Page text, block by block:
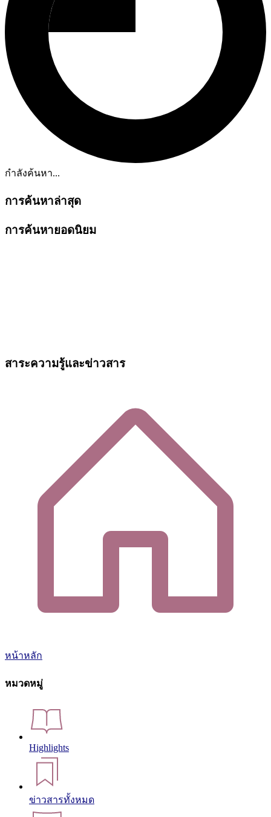
กำลังค้นหา...
การค้นหาล่าสุด
การค้นหายอดนิยม
สาระความรู้และข่าวสาร
หน้าหลัก
หมวดหมู่
Highlights
ข่าวสารทั้งหมด